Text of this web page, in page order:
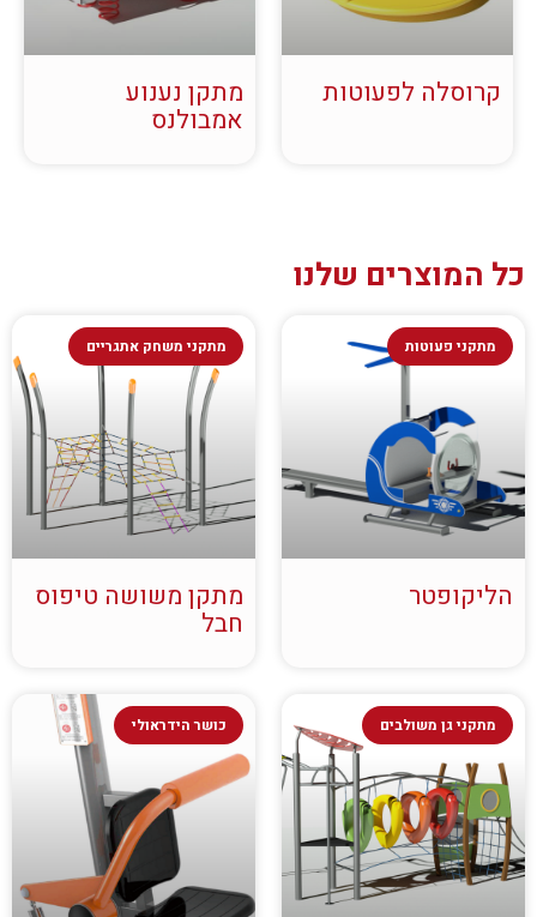
קרוסלה לפעוטות מתקן נענוע
אמבולנס
כל המוצרים שלנו
מתקני פעוטות
הליקופטר
מתקני משחק אתגריים
מתקן משושה טיפוס
חבל
מתקני גן משולבים כושר הידראולי